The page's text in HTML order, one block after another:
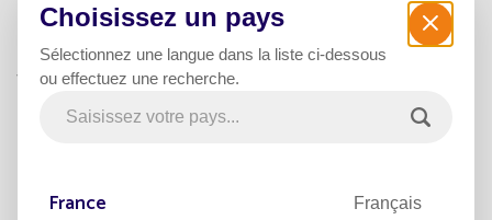
Les lanternes sont conçues pour
lumière uniquement vers le sol, évitant ainsi
toute pollution lumineuse inutile. Chaque
installation est étudiée pour offrir un éclairage
Choisissez un pays
Sélectionnez une langue dans la liste ci-dessous
ou effectuez une recherche.
France Français